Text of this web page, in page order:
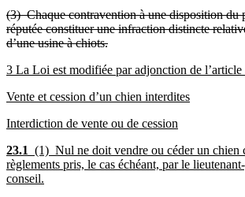
(3) Chaque contravention à une disposition du
réputée constituer une infraction distincte
d’une usine à chiots.
3 La Loi est modifiée par adjonction de l’article
Vente et cession d’un chien interdites
Interdiction de vente ou de cession
23.1 (1) Nul ne doit vendre ou céder un chien
règlements pris, le cas échéant, par le
conseil.